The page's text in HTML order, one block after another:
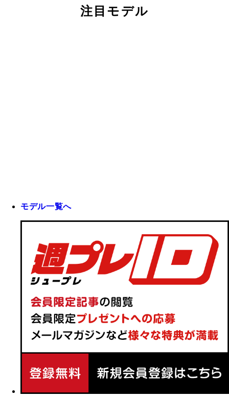
注目モデル
モデル一覧へ